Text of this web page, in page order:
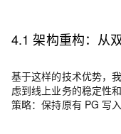
4.1 架构重构：从
基于这样的技术优势，
虑到线上业务的稳定性
策略：保持原有 PG 写